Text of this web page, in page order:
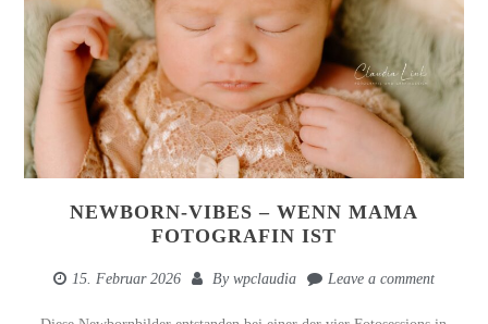
NEWBORN-VIBES – WENN MAMA
FOTOGRAFIN IST
15. Februar 2026 By wpclaudia Leave a comment